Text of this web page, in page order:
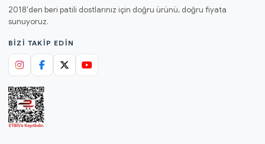
2018'den beri patili dostlarınız için doğru ürünü, doğru fiyata
sunuyoruz.
BIZI TAKIP EDIN